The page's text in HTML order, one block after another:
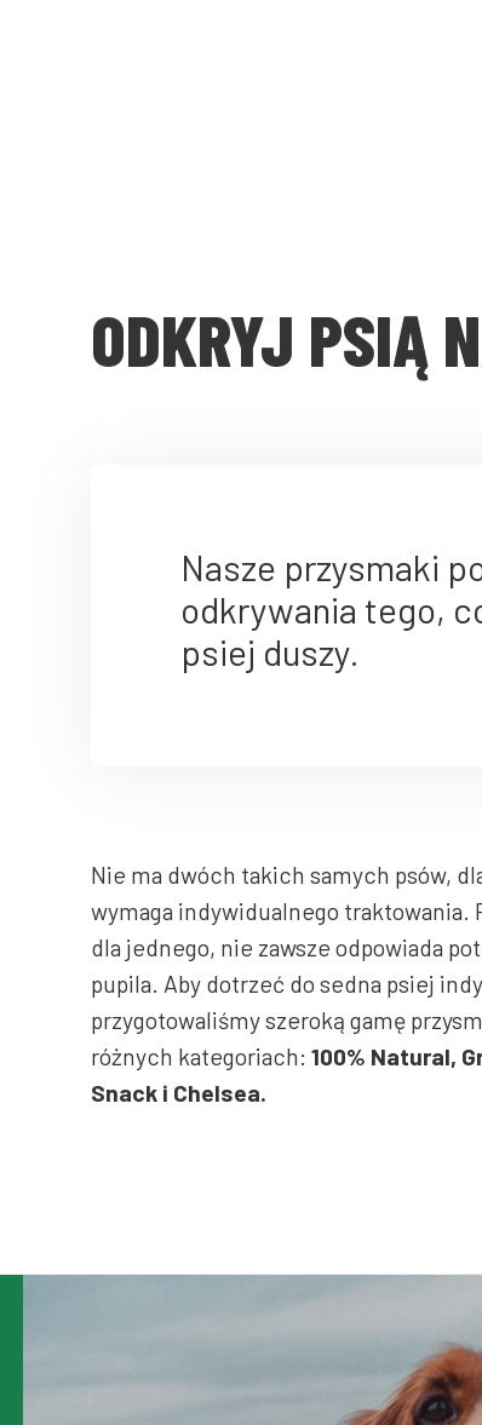
ODKRYJ PSIĄ
Nasze przysmaki
odkrywania tego,
psiej duszy.
Nie ma dwóch takich samych psów,
wymaga indywidualnego traktowania.
dla jednego, nie zawsze odpowiada
pupila. Aby dotrzeć do sedna psiej
przygotowaliśmy szeroką gamę
różnych kategoriach: 100% Natural,
Snack i Chelsea.